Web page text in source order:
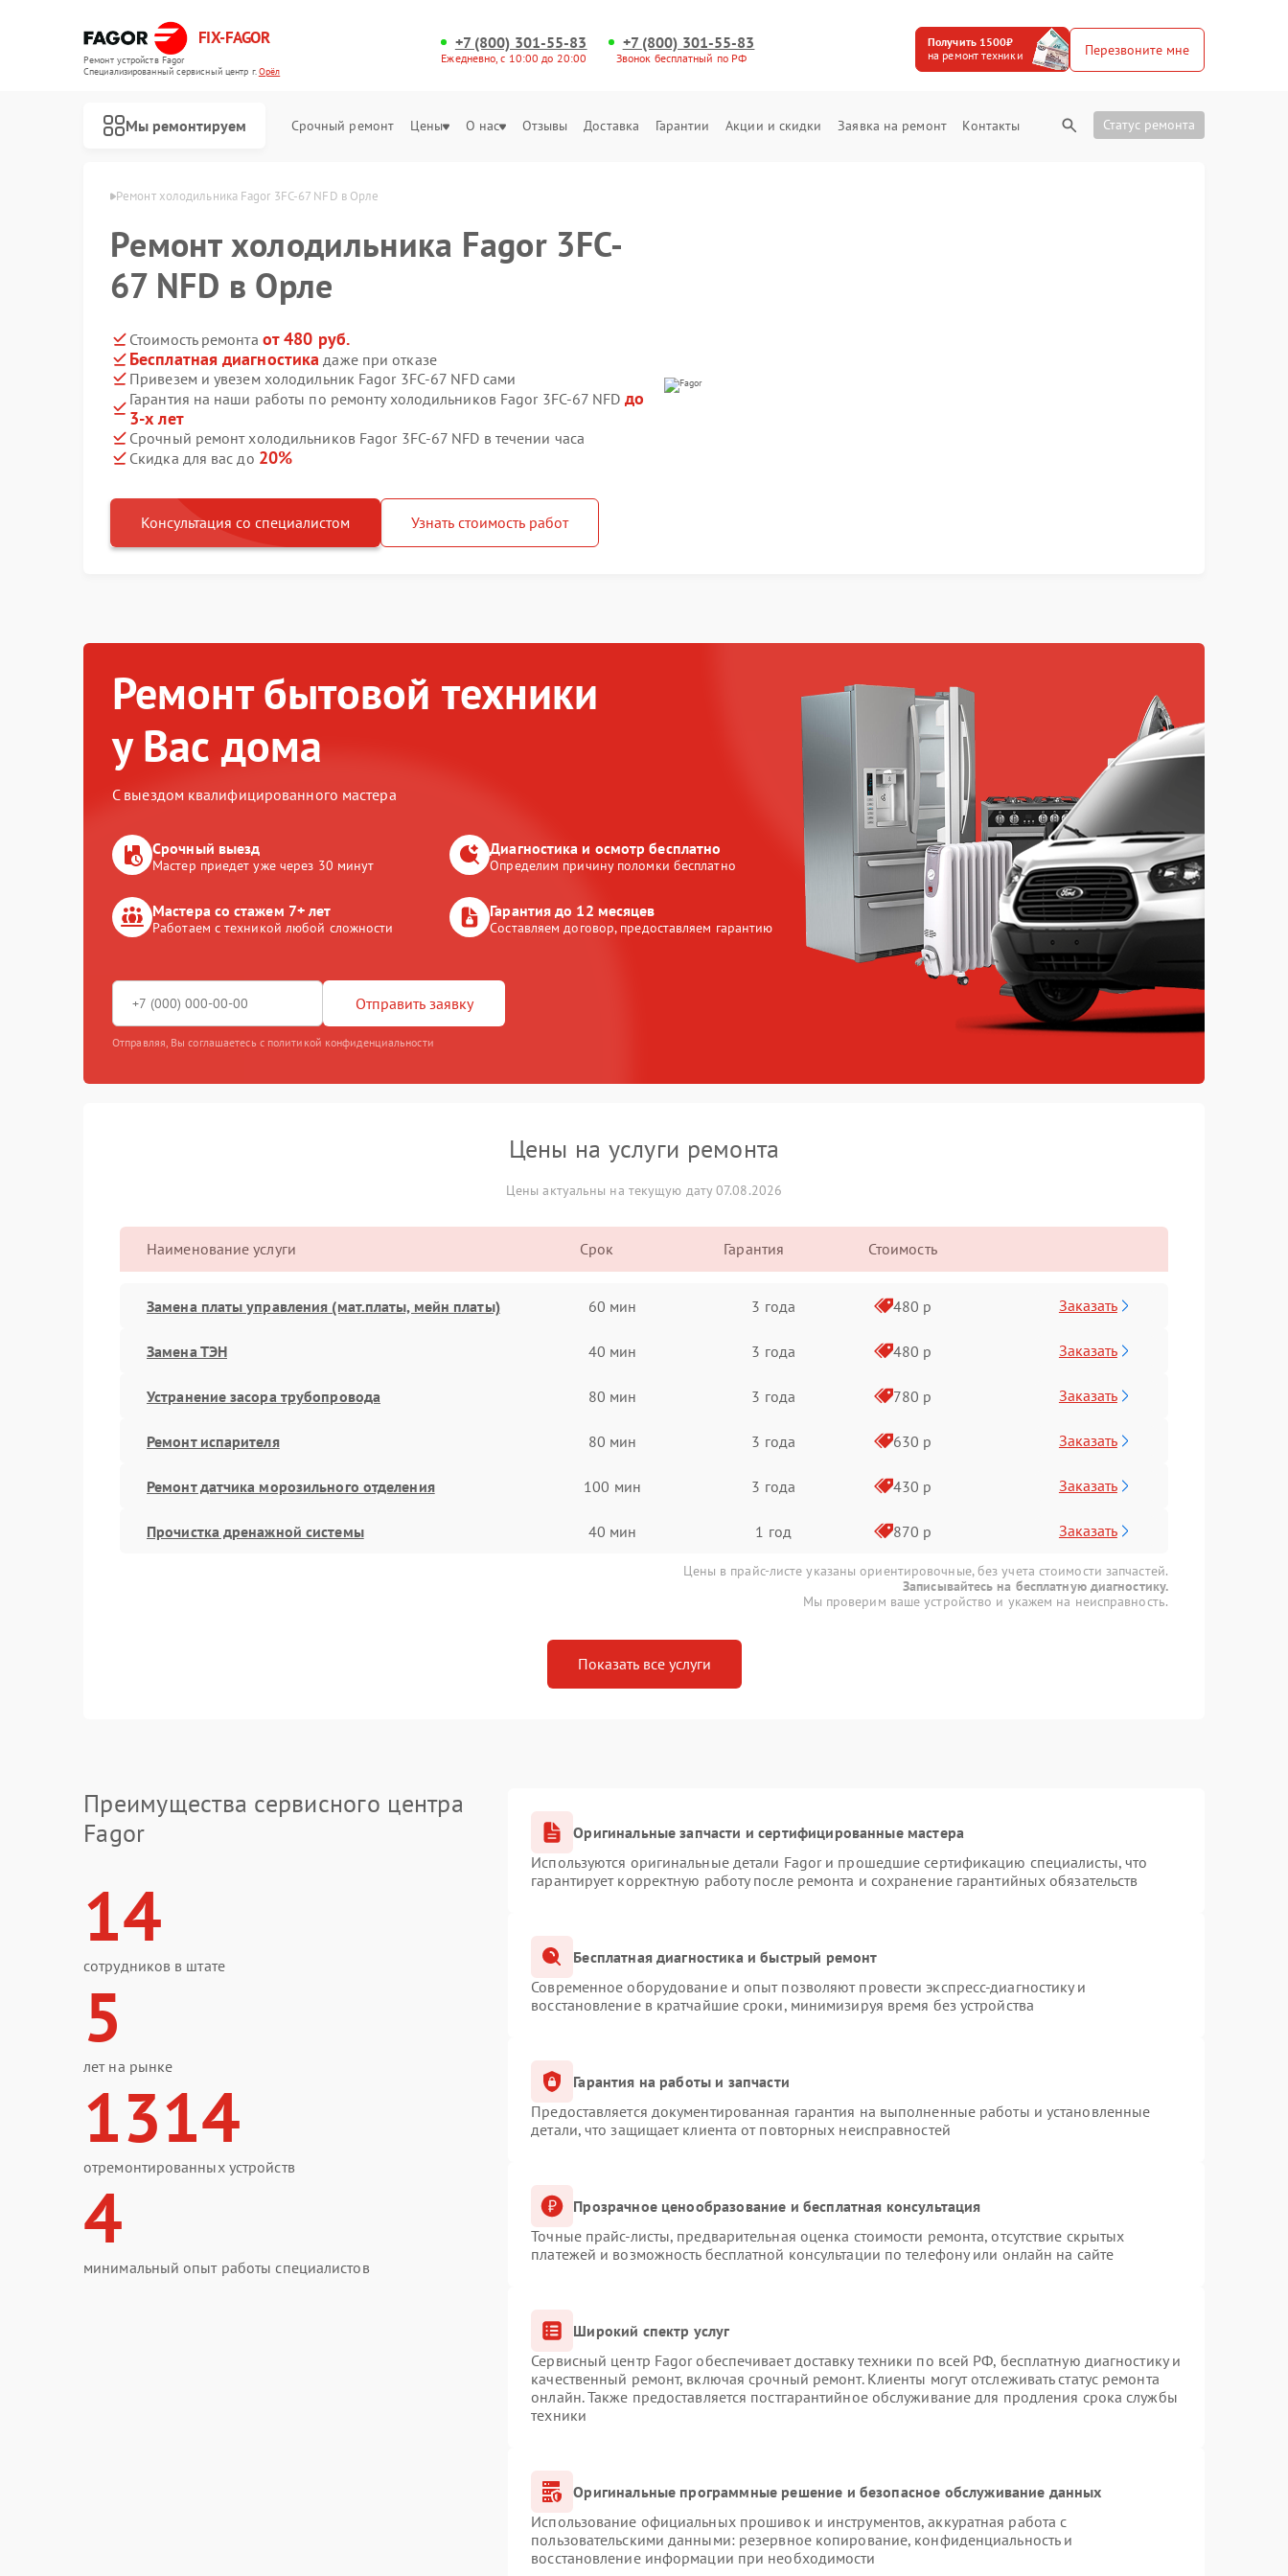
FIX-FAGOR
Ремонт устройств Fagor
Специализированный cервисный центр г.Орёл
+7 (800) 301-55-83
Ежедневно, с 10:00 до 20:00
+7 (800) 301-55-83
Звонок бесплатный по РФ
Получить 1500₽
на ремонт техники
Перезвоните мне
Мы ремонтируем Срочный ремонт Цены О нас Отзывы Доставка Гарантии Акции и скидки Заявка на ремонт Контакты Статус ремонта
Fagor в Орле Ремонт холодильника Fagor 3FC-67 NFD в Орле
Ремонт холодильника Fagor 3FC-
67 NFD в Орле
Стоимость ремонта от 480 руб.
Бесплатная диагностика даже при отказе
Привезем и увезем холодильник Fagor 3FC-67 NFD сами
Гарантия на наши работы по ремонту холодильников Fagor 3FC-67 NFD до
3-х лет
Срочный ремонт холодильников Fagor 3FC-67 NFD в течении часа
Скидка для вас до 20%
Консультация со специалистом Узнать стоимость работ
Ремонт бытовой техники
у Вас дома
С выездом квалифицированного мастера
Срочный выезд
Мастер приедет уже через 30 минут
Диагностика и осмотр бесплатно
Определим причину поломки бесплатно
Мастера со стажем 7+ лет
Работаем с техникой любой сложности
Гарантия до 12 месяцев
Составляем договор, предоставляем гарантию
Отправить заявку
Отправляя, Вы соглашаетесь с политикой конфиденциальности
Цены на услуги ремонта
Цены актуальны на текущую дату 07.08.2026
Наименование услуги Срок Гарантия Стоимость
Замена платы управления (мат.платы, мейн платы) 60 мин 3 года 480 р Заказать
Замена ТЭН 40 мин 3 года 480 р Заказать
Устранение засора трубопровода 80 мин 3 года 780 р Заказать
Ремонт испарителя 80 мин 3 года 630 р Заказать
Ремонт датчика морозильного отделения 100 мин 3 года 430 р Заказать
Прочистка дренажной системы 40 мин 1 год 870 р Заказать
Цены в прайс-листе указаны ориентировочные, без учета стоимости запчастей.
Записывайтесь на бесплатную диагностику.
Мы проверим ваше устройство и укажем на неисправность.
Показать все услуги
Преимущества сервисного центра
Fagor
14
сотрудников в штате
5
лет на рынке
1314
отремонтированных устройств
4
минимальный опыт работы специалистов
Оригинальные запчасти и сертифицированные мастера
Используются оригинальные детали Fagor и прошедшие сертификацию специалисты, что
гарантирует корректную работу после ремонта и сохранение гарантийных обязательств
Бесплатная диагностика и быстрый ремонт
Современное оборудование и опыт позволяют провести экспресс-диагностику и
восстановление в кратчайшие сроки, минимизируя время без устройства
Гарантия на работы и запчасти
Предоставляется документированная гарантия на выполненные работы и установленные
детали, что защищает клиента от повторных неисправностей
Прозрачное ценообразование и бесплатная консультация
Точные прайс-листы, предварительная оценка стоимости ремонта, отсутствие скрытых
платежей и возможность бесплатной консультации по телефону или онлайн на сайте
Широкий спектр услуг
Сервисный центр Fagor обеспечивает доставку техники по всей РФ, бесплатную диагностику и
качественный ремонт, включая срочный ремонт. Клиенты могут отслеживать статус ремонта
онлайн. Также предоставляется постгарантийное обслуживание для продления срока службы
техники
Оригинальные программные решение и безопасное обслуживание данных
Использование официальных прошивок и инструментов, аккуратная работа с
пользовательскими данными: резервное копирование, конфиденциальность и
восстановление информации при необходимости